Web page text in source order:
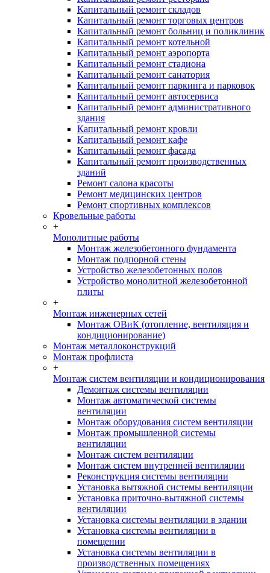
Капитальный ремонт складов
Капитальный ремонт торговых центров
Капитальный ремонт больниц и поликлиник
Капитальный ремонт котельной
Капитальный ремонт аэропорта
Капитальный ремонт стадиона
Капитальный ремонт санатория
Капитальный ремонт паркинга и парковок
Капитальный ремонт автосервиса
Капитальный ремонт административного
здания
Капитальный ремонт кровли
Капитальный ремонт кафе
Капитальный ремонт фасада
Капитальный ремонт производственных
зданий
Ремонт салона красоты
Ремонт медицинских центров
Ремонт спортивных комплексов
Кровельные работы
+
Монолитные работы
Монтаж железобетонного фундамента
Монтаж подпорной стены
Устройство железобетонных полов
Устройство монолитной железобетонной
плиты
+
Монтаж инженерных сетей
Монтаж ОВиК (отопление, вентиляция и
кондиционирование)
Монтаж металлоконструкций
Монтаж профлиста
+
Монтаж систем вентиляции и кондиционирования
Демонтаж системы вентиляции
Монтаж автоматической системы
вентиляции
Монтаж оборудования систем вентиляции
Монтаж промышленной системы
вентиляции
Монтаж систем вентиляции
Монтаж систем внутренней вентиляции
Реконструкция системы вентиляции
Установка вытяжной системы вентиляции
Установка приточно-вытяжной системы
вентиляции
Установка системы вентиляции в здании
Установка системы вентиляции в
помещении
Установка системы вентиляции в
производственных помещениях